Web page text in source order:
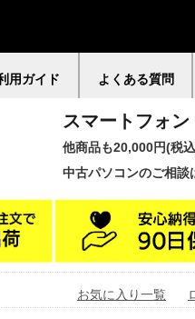
用ガイド よくある質問
スマートフォン
他商品も20,000円(税
中古パソコンのご相談
お気に入り一覧